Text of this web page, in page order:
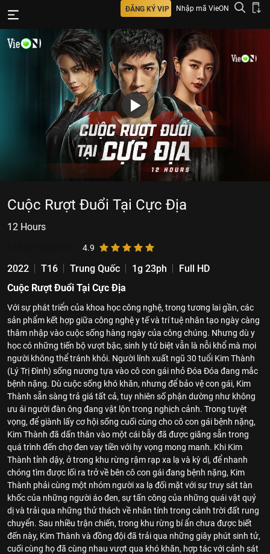
ĐĂNG KÝ VIP Nhập mã VieON
Cuộc Rượt Đuổi Tại Cực Địa
12 Hours
4.9
2022 T16 Trung Quốc 1g 23ph
Full HD
Cuộc Rượt Đuổi Tại Cực Địa
Với sự phát triển của khoa học công nghệ, trong tương lai gần, các
sản phẩm kết hợp giữa công nghệ y tế và trí tuệ nhân tạo ngày càng
thâm nhập vào cuộc sống hàng ngày của công chúng. Nhưng dù y
học có những tiến bộ vượt bậc, sinh ly tử biệt vẫn là nỗi khổ mà mọi
người không thể tránh khỏi. Người lính xuất ngũ 30 tuổi Kim Thành
(Lý Trị Đình) sống nương tựa vào cô con gái nhỏ Đóa Đóa đang mắc
bệnh nặng. Dù cuộc sống khó khăn, nhưng để bảo vệ con gái, Kim
Thành sẵn sàng trả giá tất cả, tuy nhiên số phận dường như không
ưu ái người đàn ông đang vật lộn trong nghịch cảnh. Trong tuyệt
vọng, để giành lấy cơ hội sống cuối cùng cho cô con gái bệnh nặng,
Kim Thành đã dấn thân vào một cái bẫy đã được giăng sẵn trong
quá trình đến chợ đen vay tiền với hy vọng mong manh. Khi Kim
Thành tỉnh dậy, ở trong khu rừng rậm rạp xa lạ và kỳ dị, để nhanh
chóng tìm được lối ra trở về bên cô con gái đang bệnh nặng, Kim
Thành phải cùng một nhóm người xa lạ đối mặt với sự truy sát tàn
khốc của những người áo đen, sự tấn công của những quái vật quỷ
dị và trải qua những thử thách về nhân tính trong cảnh trời đất rung
chuyển. Sau nhiều trận chiến, trong khu rừng bí ẩn chưa được biết
đến này, Kim Thành và đồng đội đã trải qua những giây phút sinh tử,
cuối cùng họ đã cùng nhau vượt qua khó khăn, hợp tác với cảnh sát